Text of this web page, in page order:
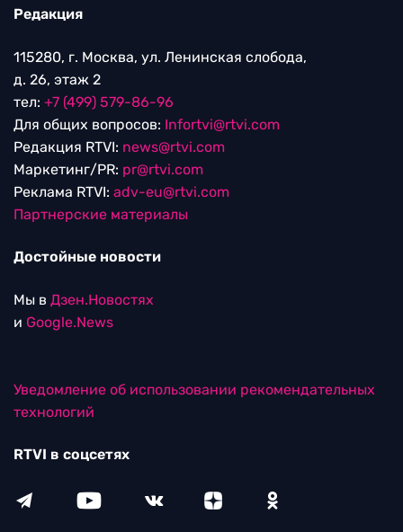
Редакция
115280, г. Москва, ул. Ленинская слобода,
д. 26, этаж 2
тел: +7 (499) 579-86-96
Для общих вопросов: Infortvi@rtvi.com
Редакция RTVI: news@rtvi.com
Маркетинг/PR: pr@rtvi.com
Реклама RTVI: adv-eu@rtvi.com
Партнерские материалы
Достойные новости
Мы в Дзен.Новостях
и Google.News
Уведомление об использовании рекомендательных
технологий
RTVI в соцсетях